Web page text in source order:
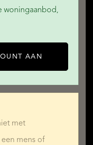
woningaanbod,
AAN
met
mens of